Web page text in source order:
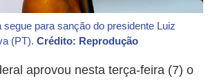
segue para sanção do presidente Luiz
(PT). Crédito: Reprodução
aprovou nesta terça-feira (7) o